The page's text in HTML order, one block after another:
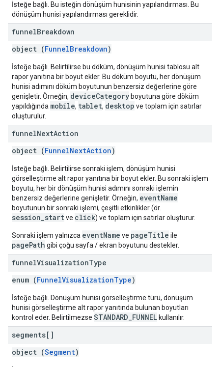
İsteğe bağlı. Bu isteğin dönüşüm hunisinin yapılandırması. Bu
dönüşüm hunisi yapılandırması gereklidir.
funnelBreakdown
object (FunnelBreakdown)
İsteğe bağlı. Belirtilirse bu döküm, dönüşüm hunisi tablosu alt
rapor yanıtına bir boyut ekler. Bu döküm boyutu, her dönüşüm
hunisi adımını döküm boyutunun benzersiz değerlerine göre
genişletir. Örneğin, deviceCategory boyutuna göre döküm
yapıldığında mobile, tablet, desktop ve toplam için satırlar
oluşturulur.
funnelNextAction
object (FunnelNextAction)
İsteğe bağlı. Belirtilirse sonraki işlem, dönüşüm hunisi
görselleştirme alt rapor yanıtına bir boyut ekler. Bu sonraki işlem
boyutu, her bir dönüşüm hunisi adımını sonraki işlemin
benzersiz değerlerine genişletir. Örneğin, eventName
boyutunun bir sonraki işlemi, çeşitli etkinlikler (ör.
session_startve click) ve toplam için satırlar oluşturur.
Sonraki işlem yalnızca eventName ve pageTitle ile
pagePath gibi çoğu sayfa / ekran boyutunu destekler.
funnelVisualizationType
enum (FunnelVisualizationType)
İsteğe bağlı. Dönüşüm hunisi görselleştirme türü, dönüşüm
hunisi görselleştirme alt rapor yanıtında bulunan boyutları
kontrol eder. Belirtilmezse STANDARD_FUNNEL kullanılır.
segments[]
object (Segment)